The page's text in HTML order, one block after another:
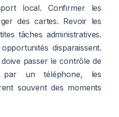
local. Confirmer les
des cartes. Revoir les
tâches administratives.
disparaissent.
passer le contrôle de
par un téléphone, les
souvent des moments